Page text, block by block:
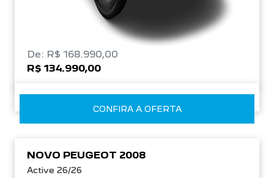
De: R$ 168.990,00
R$ 134.990,00
CONFIRA A OFERTA
NOVO PEUGEOT 2008
Active 26/26